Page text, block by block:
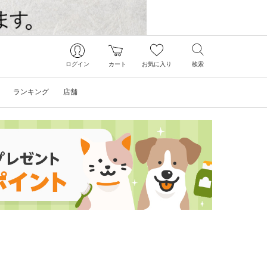
ログイン カート お気に入り 検索
ランキング 店舗